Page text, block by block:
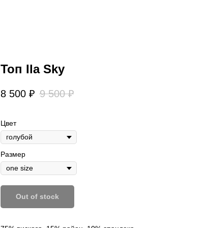
Топ Ila Sky
8 500 ₽ 9 500 ₽
Цвет
Размер
Out of stock